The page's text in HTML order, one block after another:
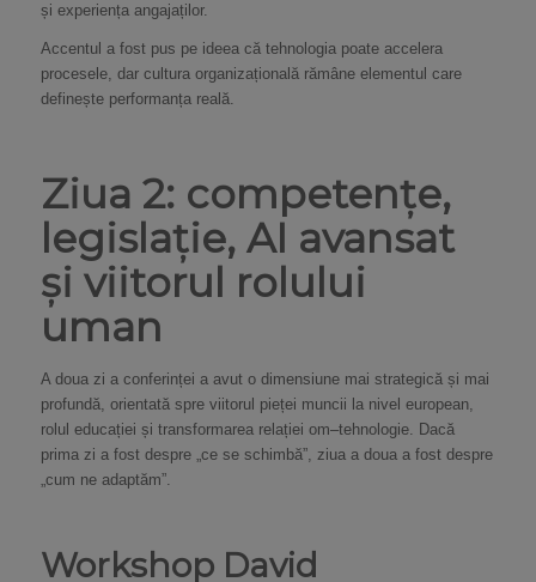
și experiența angajaților.
Accentul a fost pus pe ideea că tehnologia poate accelera
procesele, dar cultura organizațională rămâne elementul care
definește performanța reală.
Ziua 2: competențe,
legislație, AI avansat
și viitorul rolului
uman
A doua zi a conferinței a avut o dimensiune mai strategică și mai
profundă, orientată spre viitorul pieței muncii la nivel european,
rolul educației și transformarea relației om–tehnologie. Dacă
prima zi a fost despre „ce se schimbă”, ziua a doua a fost despre
„cum ne adaptăm”.
Workshop David